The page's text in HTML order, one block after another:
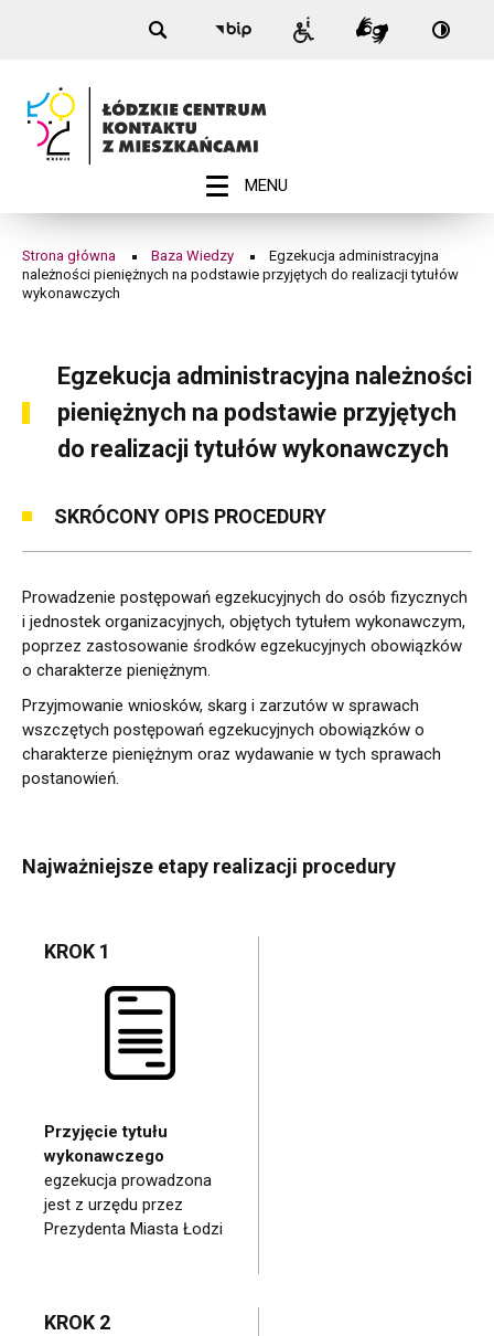
Egzekucja
administracyjna
należności
pieniężnych
podstawie
przyjętych
do
tytułów
wykonawczych
Centrum
Mieszkańcami
Nagłówek
-
Łódź
główne
ROZWIŃ
MENU
Ścieżka
nawigacyjna
Strona główna Baza Wiedzy
Egzekucja administracyjna
należności pieniężnych na podstawie przyjętych do realizacji tytułów
wykonawczych
Egzekucja administracyjna należności
pieniężnych na podstawie przyjętych
do realizacji tytułów wykonawczych
SKRÓCONY OPIS PROCEDURY
Prowadzenie postępowań egzekucyjnych do osób fizycznych
i jednostek organizacyjnych, objętych tytułem wykonawczym,
poprzez zastosowanie środków egzekucyjnych obowiązków
o charakterze pieniężnym.
Przyjmowanie wniosków, skarg i zarzutów w sprawach
wszczętych postępowań egzekucyjnych obowiązków o
charakterze pieniężnym oraz wydawanie w tych sprawach
postanowień.
Najważniejsze etapy realizacji procedury
KROK 1
Przyjęcie tytułu
wykonawczego
egzekucja prowadzona
jest z urzędu przez
Prezydenta Miasta Łodzi
KROK 2